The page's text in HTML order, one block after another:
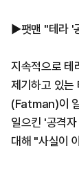
▶팻맨 "테라 '
지속적으로 테
제기하고 있는
(Fatman)이
일으킨 '공격
대해 "사실이